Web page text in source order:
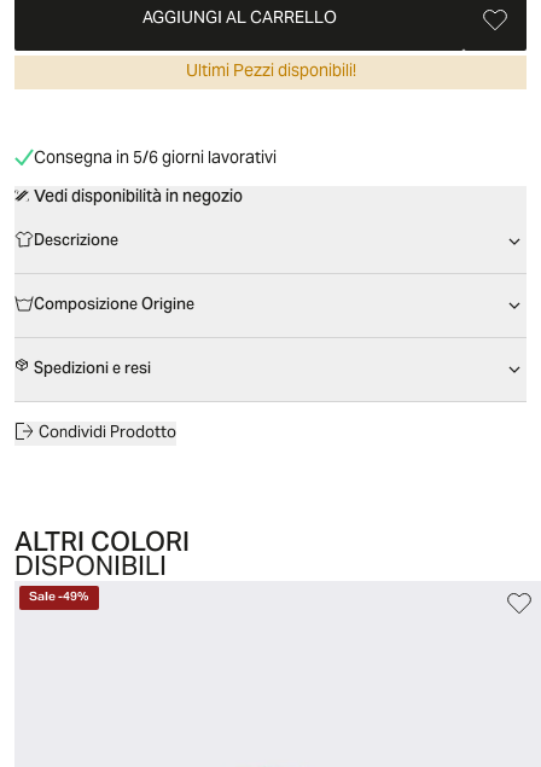
AGGIUNGI AL CARRELLO
Ultimi Pezzi disponibili!
Consegna in 5/6 giorni lavorativi
Vedi disponibilità in negozio
Descrizione
Composizione Origine
Spedizioni e resi
Condividi Prodotto
ALTRI COLORI
DISPONIBILI
Sale-49%